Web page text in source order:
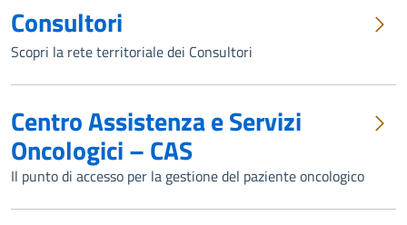
Consultori
Scopri la rete territoriale dei Consultori
Centro Assistenza e Servizi
Oncologici – CAS
Il punto di accesso per la gestione del paziente oncologico